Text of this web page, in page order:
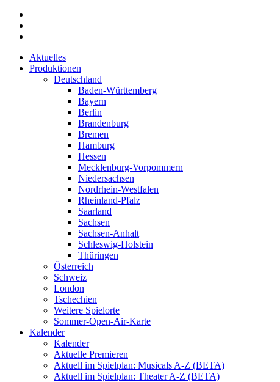
Aktuelles
Produktionen
Deutschland
Baden-Württemberg
Bayern
Berlin
Brandenburg
Bremen
Hamburg
Hessen
Mecklenburg-Vorpommern
Niedersachsen
Nordrhein-Westfalen
Rheinland-Pfalz
Saarland
Sachsen
Sachsen-Anhalt
Schleswig-Holstein
Thüringen
Österreich
Schweiz
London
Tschechien
Weitere Spielorte
Sommer-Open-Air-Karte
Kalender
Kalender
Aktuelle Premieren
Aktuell im Spielplan: Musicals A-Z (BETA)
Aktuell im Spielplan: Theater A-Z (BETA)